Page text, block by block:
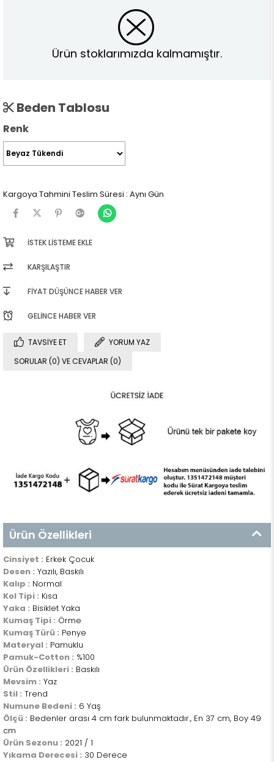
Ürün stoklarımızda kalmamıştır.
Beden Tablosu
Renk
Kargoya Tahmini Teslim Süresi : Aynı Gün
İSTEK LISTEME EKLE
KARŞILAŞTIR
FIYAT DÜŞÜNCE HABER VER
GELINCE HABER VER
TAVSIYE ET
YORUM YAZ
SORULAR (0) VE CEVAPLAR (0)
Ürün Özellikleri
Cinsiyet : Erkek Çocuk
Desen : Yazılı, Baskılı
Kalıp : Normal
Kol Tipi : Kısa
Yaka : Bisiklet Yaka
Kumaş Tipi : Örme
Kumaş Türü : Penye
Materyal : Pamuklu
Pamuk-Cotton : %100
Ürün Özellikleri : Baskılı
Mevsim : Yaz
Stil : Trend
Numune Bedeni : 6 Yaş
Ölçü : Bedenler arası 4 cm fark bulunmaktadır., En 37 cm, Boy 49
cm
Ürün Sezonu : 2021 / 1
Yıkama Derecesi : 30 Derece